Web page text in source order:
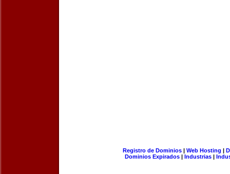
Registro de Dominios| Web Hosting |
Dominios Expirados | Industrias |